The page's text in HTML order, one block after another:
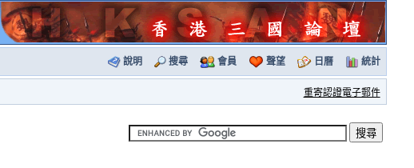
說明 搜尋 會員 聲望 日曆 統計
重寄認證電子郵件